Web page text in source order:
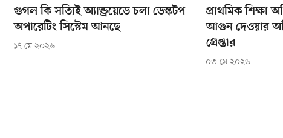
গুগল কি সত্যিই অ্যান্ড্রয়েডে চলা ডেস্কটপ
অপারেটিং সিস্টেম আনছে
১৭ মে ২০২৬
প্রাথমিক শিক্ষা
আগুন দেওয়ার
গ্রেপ্তার
০৩ মে ২০২৬